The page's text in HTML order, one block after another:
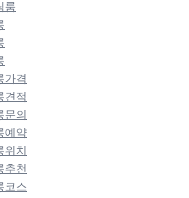
룸
가격
견적
문의
예약
치
추천
코스